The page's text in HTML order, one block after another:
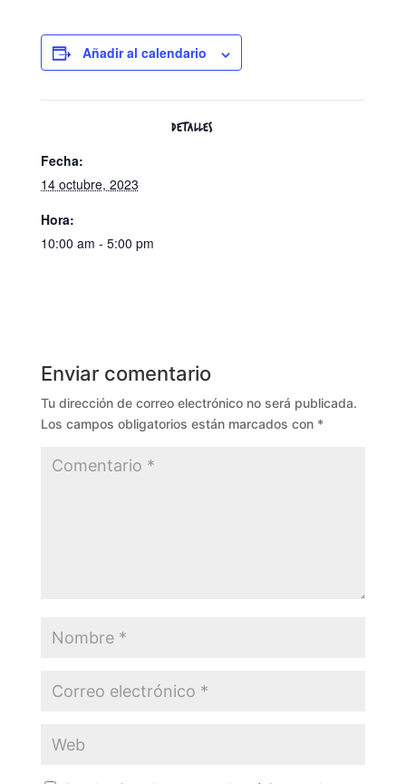
Añadir al calendario
DETALLES
Fecha:
14 octubre, 2023
Hora:
10:00 am - 5:00 pm
Enviar comentario
Tu dirección de correo electrónico no será publicada.
Los campos obligatorios están marcados con *